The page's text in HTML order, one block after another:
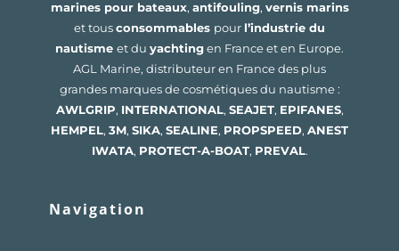
marines pour bateaux, antifouling, vernis marins
et tousconsommables pour l’industrie du
nautisme et du yachtingen France et en Europe.
AGL Marine, distributeur en France des plus
grandes marques de cosmétiques du nautisme :
AWLGRIP, INTERNATIONAL, SEAJET, EPIFANES,
HEMPEL, 3M, SIKA, SEALINE, PROPSPEED, ANEST
IWATA, PROTECT-A-BOAT, PREVAL.
Navigation